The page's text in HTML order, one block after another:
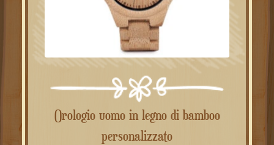
Orologio uomo in legno di bamboo
personalizzato